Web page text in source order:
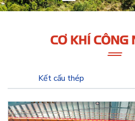
CƠ KHÍ CÔNG
Kết cấu thép